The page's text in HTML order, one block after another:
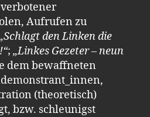
Aufrufen zu
den Linken die
; „Linkes Gezeter – neun
dem bewaffneten
(theoretisch)
bzw. schleunigst